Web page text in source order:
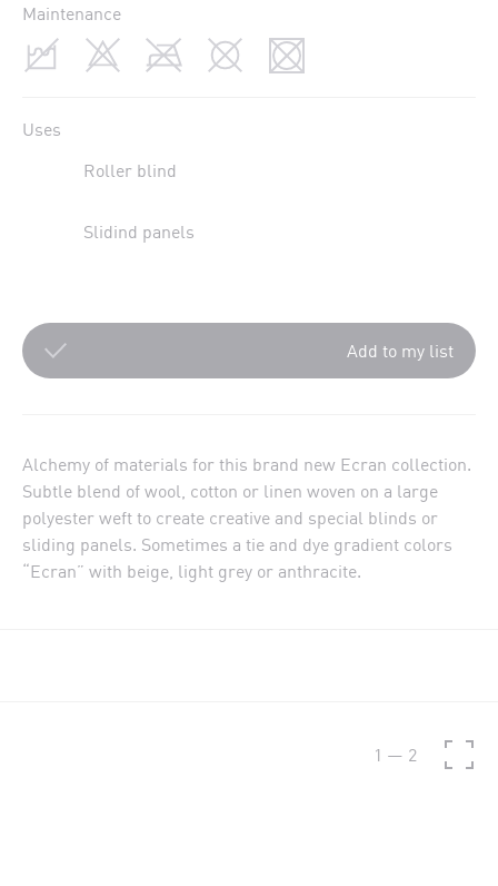
Maintenance
Uses
Roller blind
Slidind panels
Add to my list
Alchemy of materials for this brand new Ecran collection.
Subtle blend of wool, cotton or linen woven on a large
polyester weft to create creative and special blinds or
sliding panels. Sometimes a tie and dye gradient colors
“Ecran” with beige, light grey or anthracite.
1 — 2